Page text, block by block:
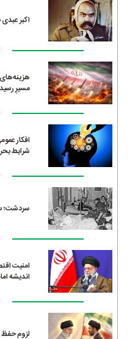
اکبر
مسیرِ
افکار
شرایط
سردشت؛
امنیت
اندیشه
لزوم حفظ